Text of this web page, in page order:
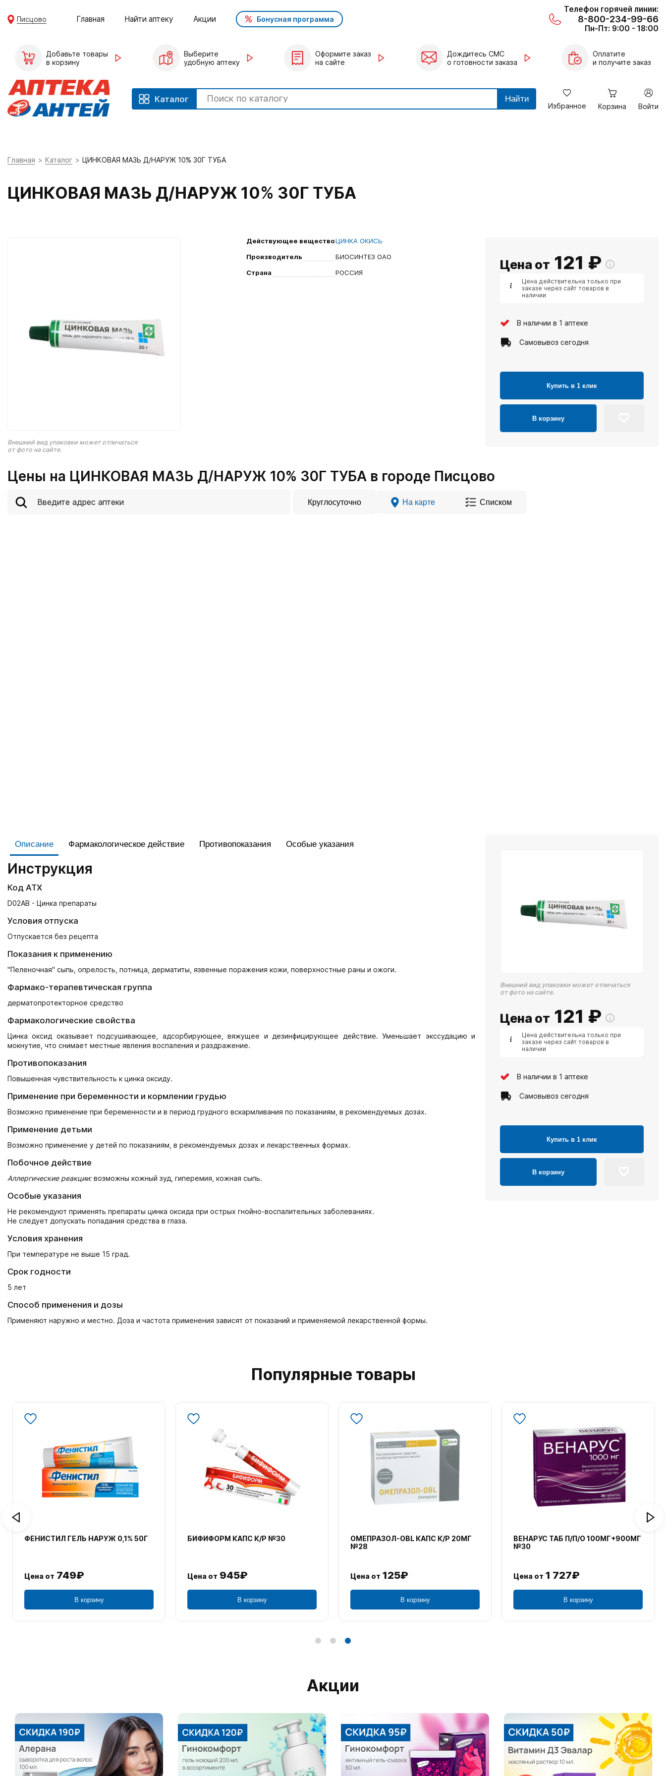
Писцово Главная Найти аптеку Акции Бонусная программа
Телефон горячей линии:
8-800-234-99-66
Пн-Пт: 9:00 - 18:00
Добавьте товары
в корзину
Выберите
удобную аптеку
Оформите заказ
на сайте
Дождитесь СМС
о готовности заказа
Оплатите
и получите заказ
Каталог Найти
Избранное Корзина Войти
Главная Каталог ЦИНКОВАЯ МАЗЬ Д/НАРУЖ 10% 30Г ТУБА
ЦИНКОВАЯ МАЗЬ Д/НАРУЖ 10% 30Г ТУБА
Внешний вид упаковки может отличаться
от фото на сайте.
Действующее веществоЦИНКА ОКИСЬ
Производитель
БИОСИНТЕЗ ОАО
Страна
РОССИЯ
Цена от 121 ₽
Цена действительна только при
заказе через сайт товаров в
наличии
В наличии в 1 аптеке
Самовывоз сегодня
Купить в 1 клик
В корзину
Цены на ЦИНКОВАЯ МАЗЬ Д/НАРУЖ 10% 30Г ТУБА в городе Писцово
Круглосуточно На карте Списком
Описание Фармакологическое действие Противопоказания Особые указания
Инструкция
Код АТХ
D02AB - Цинка препараты
Условия отпуска
Отпускается без рецепта
Показания к применению
"Пеленочная" сыпь, опрелость, потница, дерматиты, язвенные поражения кожи, поверхностные раны и ожоги.
Фармако-терапевтическая группа
дерматопротекторное средство
Фармакологические свойства
Цинка оксид оказывает подсушивающее, адсорбирующее, вяжущее и дезинфицирующее действие. Уменьшает экссудацию и
мокнутие, что снимает местные явления воспаления и раздражение.
Противопоказания
Повышенная чувствительность к цинка оксиду.
Применение при беременности и кормлении грудью
Возможно применение при беременности и в период грудного вскармливания по показаниям, в рекомендуемых дозах.
Применение детьми
Возможно применение у детей по показаниям, в рекомендуемых дозах и лекарственных формах.
Побочное действие
Аллергические реакции:возможны кожный зуд, гиперемия, кожная сыпь.
Особые указания
Не рекомендуют применять препараты цинка оксида при острых гнойно-воспалительных заболеваниях.
Не следует допускать попадания средства в глаза.
Условия хранения
При температуре не выше 15 град.
Срок годности
5 лет
Способ применения и дозы
Применяют наружно и местно. Доза и частота применения зависят от показаний и применяемой лекарственной формы.
Внешний вид упаковки может отличаться
от фото на сайте.
Цена от 121 ₽
Цена действительна только при
заказе через сайт товаров в
наличии
В наличии в 1 аптеке
Самовывоз сегодня
Купить в 1 клик
В корзину
Популярные товары
ФЕНИСТИЛ ГЕЛЬ НАРУЖ 0,1% 50Г
Цена от 749₽
В корзину
БИФИФОРМ КАПС К/Р №30
Цена от 945₽
В корзину
ОМЕПРАЗОЛ-OBL КАПС К/Р 20МГ
№28
Цена от 125₽
В корзину
ВЕНАРУС ТАБ П/П/О 100МГ+900МГ
№30
Цена от 1 727₽
В корзину
Акции